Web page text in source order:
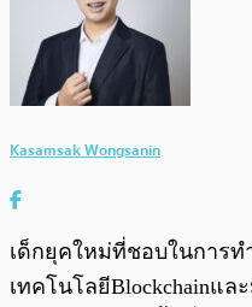
Kasamsak Wongsanin
เด็กยุคใหม่ที่ชอบในการท
เทคโนโลยีBlockchainแ